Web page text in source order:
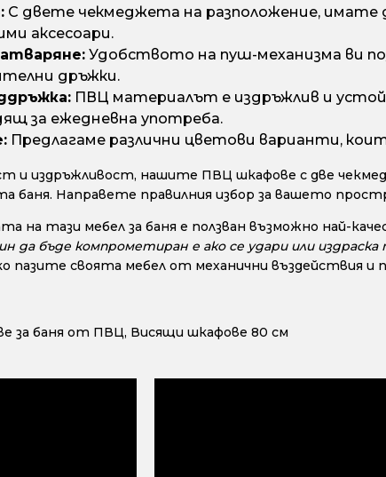
С двете чекмеджета на разположение, имате
аксесоари.
Удобството на пуш-механизма ви
дръжки.
ПВЦ материалът е издръжлив и
за ежедневна употреба.
Предлагаме различни цветови варианти,
и издръжливост, нашите ПВЦ шкафове с две
баня. Направете правилния избор за вашето
на тази мебел за баня е ползван възможно най-
да бъде компрометиран е ако се удари или издраска
пазите своята мебел от механични въздействия
за баня от ПВЦ, Висящи шкафове 80 см